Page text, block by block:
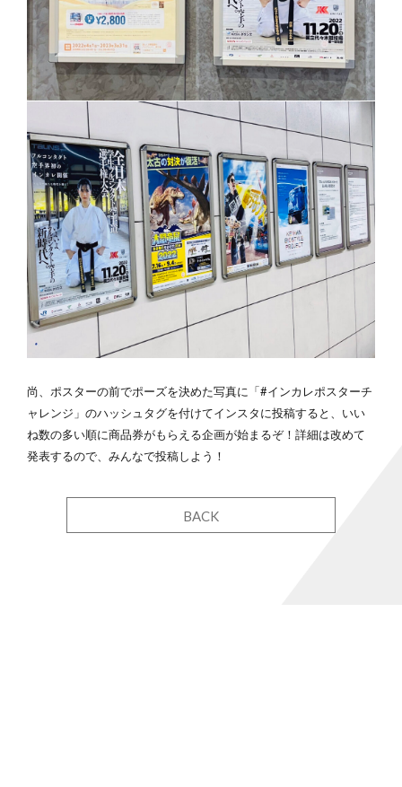
尚、ポスターの前でポーズを決めた写真に「#インカレポスターチ
ャレンジ」のハッシュタグを付けてインスタに投稿すると、いい
ね数の多い順に商品券がもらえる企画が始まるぞ！詳細は改めて
発表するので、みんなで投稿しよう！
BACK